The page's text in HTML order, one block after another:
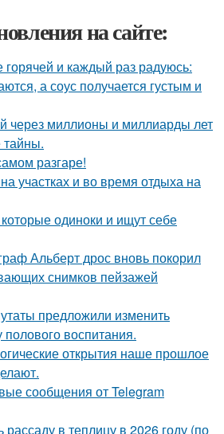
на сайте:
и каждый раз радуюсь:
а соус получается густым и
через миллионы и миллиарды лет
разгаре!
участках и во время отдыха на
одиноки и ищут себе
Альберт дрос вновь покорил
снимков пейзажей
предложили изменить
воспитания.
открытия наше прошлое
сообщения от Telegram
рассаду в теплицу в 2026 году (по